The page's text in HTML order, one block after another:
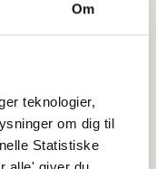
Om
teknologier,
om dig til
Statistiske
et lag af grus.
skumplasten.
som kan består
med egnede